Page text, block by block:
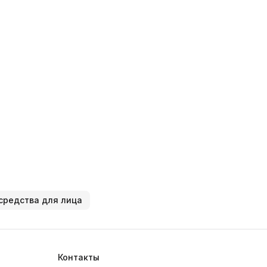
для лица
Контакты